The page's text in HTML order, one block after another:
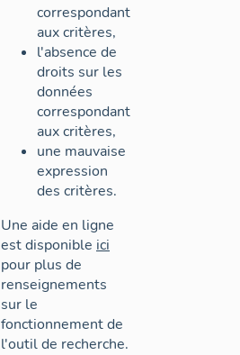
correspondant
aux critères,
l'absence de
droits sur les
données
correspondant
aux critères,
une mauvaise
expression
des critères.
Une aide en ligne
est disponible ici
pour plus de
renseignements
sur le
fonctionnement de
l'outil de recherche.